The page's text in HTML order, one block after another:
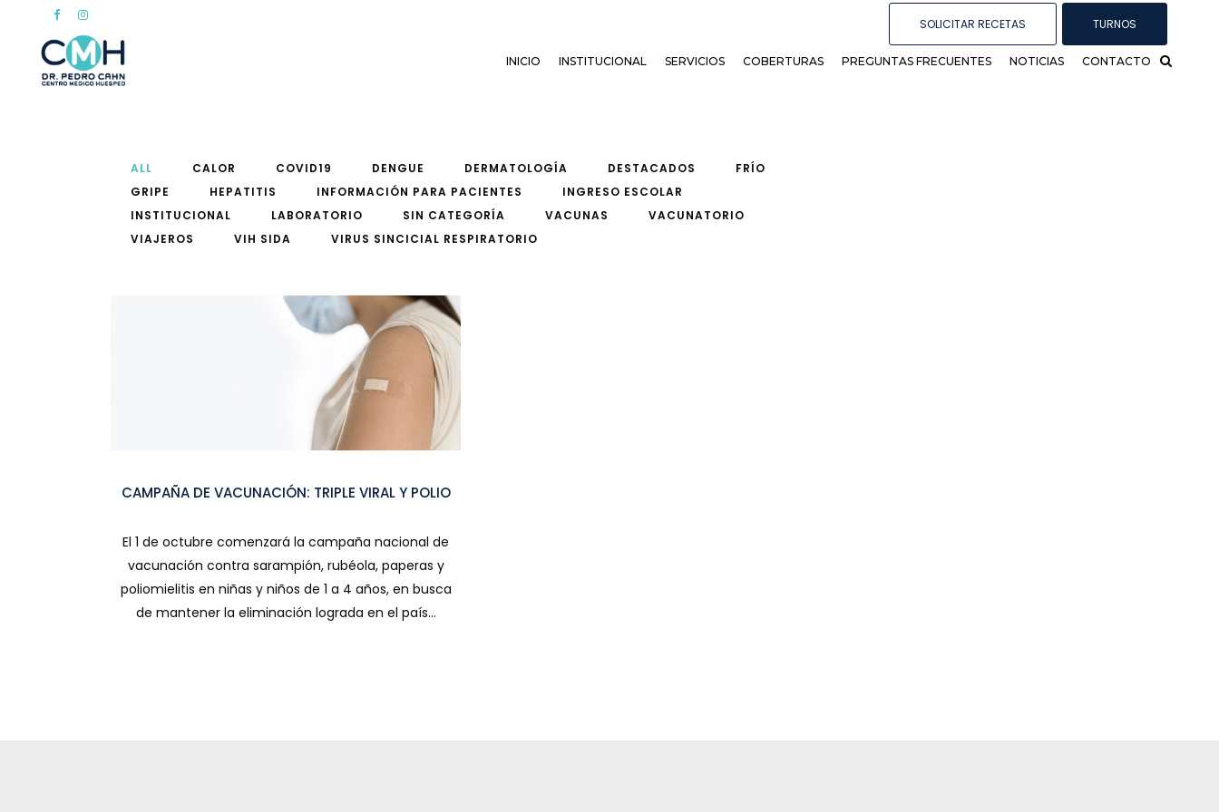
SOLICITAR RECETAS TURNOS
INICIO INSTITUCIONAL SERVICIOS COBERTURAS PREGUNTAS FRECUENTES NOTICIAS CONTACTO
ALL CALOR COVID19 DENGUE DERMATOLOGÍA DESTACADOS
FRÍO
GRIPE
HEPATITIS INFORMACIÓN PARA PACIENTES
INGRESO ESCOLAR
INSTITUCIONAL
LABORATORIO SIN CATEGORÍA VACUNAS
VACUNATORIO
VIAJEROS
VIH SIDA VIRUS SINCICIAL RESPIRATORIO
CAMPAÑA DE VACUNACIÓN: TRIPLE VIRAL Y POLIO
El 1 de octubre comenzará la campaña nacional de
vacunación contra sarampión, rubéola, paperas y
poliomielitis en niñas y niños de 1 a 4 años, en busca
de mantener la eliminación lograda en el país...